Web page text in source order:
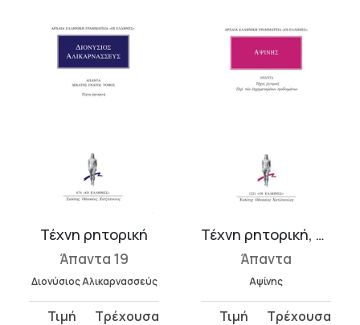
Τέχνη ρητορική
Άπαντα 19
Διονύσιος Αλικαρνασσεύς
Original
Τέχνη ρητορική, Περί εσχηματισμένων προβλημάτων
Άπαντα
Αψίνης
Original